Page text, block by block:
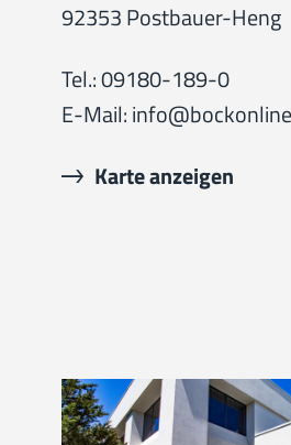
92353 Postbauer-Heng
Tel.: 09180-189-0
E-Mail:
Karte anzeigen